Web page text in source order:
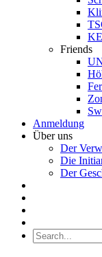
Friends
Anmeldung
Über uns
Der
Die
Der